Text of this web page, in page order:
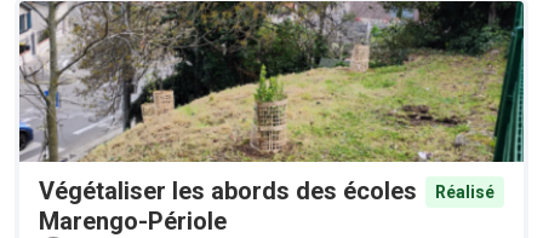
Végétaliser les abords des écoles
Marengo-Périole
Réalisé